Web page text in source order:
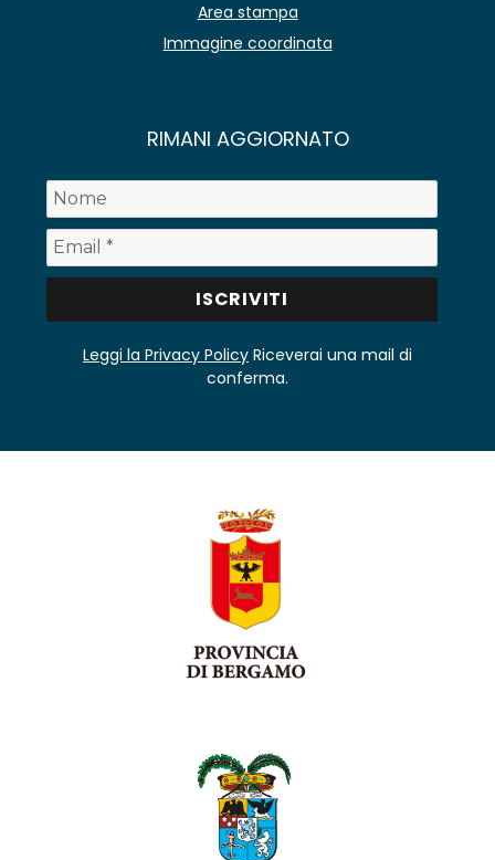
Area stampa
Immagine coordinata
RIMANI AGGIORNATO
Leggi la Privacy Policy Riceverai una mail di
conferma.